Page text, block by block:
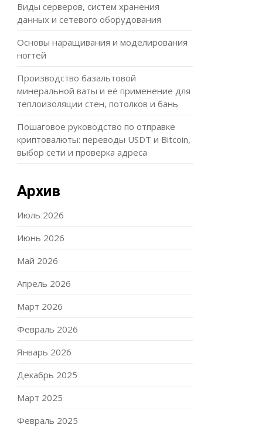
Виды серверов, систем хранения
данных и сетевого оборудования
Основы наращивания и моделирования
ногтей
Производство базальтовой
минеральной ваты и её применение для
теплоизоляции стен, потолков и бань
Пошаговое руководство по отправке
криптовалюты: переводы USDT и Bitcoin,
выбор сети и проверка адреса
Архив
Июль 2026
Июнь 2026
Май 2026
Апрель 2026
Март 2026
Февраль 2026
Январь 2026
Декабрь 2025
Март 2025
Февраль 2025